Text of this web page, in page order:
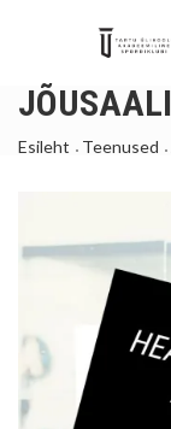
Esileht Teenused